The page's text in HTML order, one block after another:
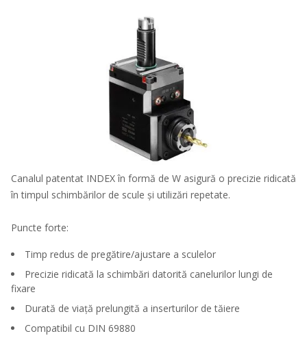
Canalul patentat INDEX în formă de W asigură o precizie ridicată
în timpul schimbărilor de scule și utilizări repetate.
Puncte forte:
Timp redus de pregătire/ajustare a sculelor
Precizie ridicată la schimbări datorită canelurilor lungi de
fixare
Durată de viață prelungită a inserturilor de tăiere
Compatibil cu DIN 69880